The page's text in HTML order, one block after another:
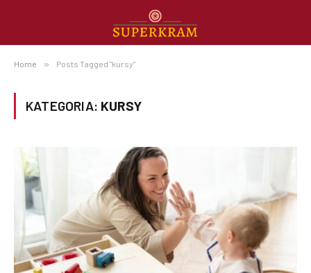
Home » Posts Tagged "kursy"
KATEGORIA: KURSY